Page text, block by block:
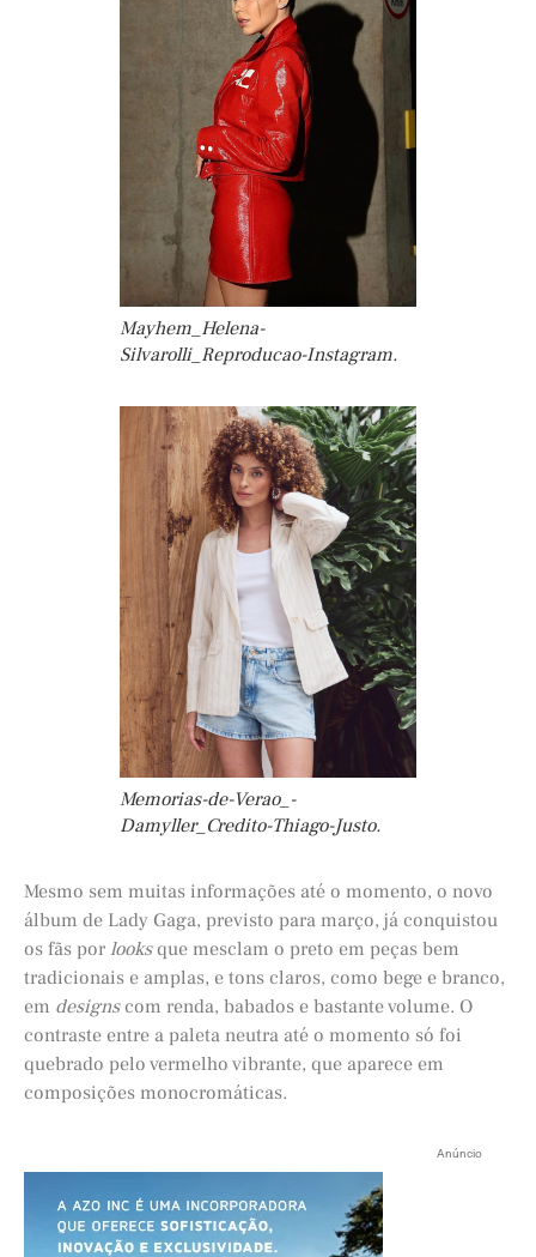
Mayhem_Helena-
Silvarolli_Reproducao-Instagram.
Memorias-de-Verao_-
Damyller_Credito-Thiago-Justo.
Mesmo sem muitas informações até o momento, o novo
álbum de Lady Gaga, previsto para março, já conquistou
os fãs por looksque mesclam o preto em peças bem
tradicionais e amplas, e tons claros, como bege e branco,
em designscom renda, babados e bastante volume. O
contraste entre a paleta neutra até o momento só foi
quebrado pelo vermelho vibrante, que aparece em
composições monocromáticas.
Anúncio